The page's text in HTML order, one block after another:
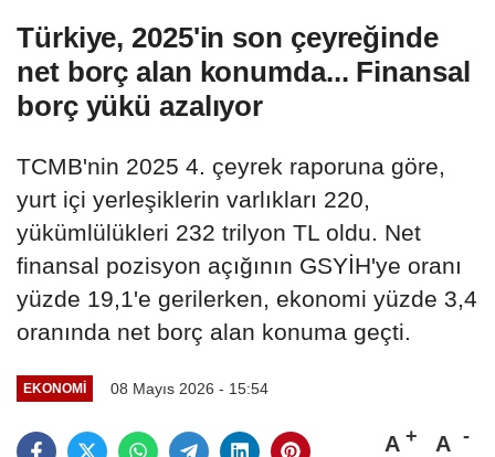
Türkiye, 2025'in son çeyreğinde
net borç alan konumda... Finansal
borç yükü azalıyor
TCMB'nin 2025 4. çeyrek raporuna göre,
yurt içi yerleşiklerin varlıkları 220,
yükümlülükleri 232 trilyon TL oldu. Net
finansal pozisyon açığının GSYİH'ye oranı
yüzde 19,1'e gerilerken, ekonomi yüzde 3,4
oranında net borç alan konuma geçti.
EKONOMI 08 Mayıs 2026 - 15:54
A A